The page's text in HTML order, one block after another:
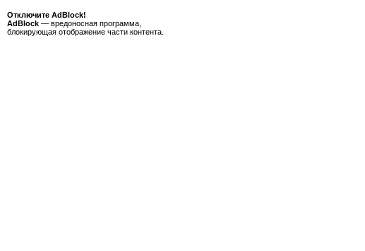
Отключите AdBlock!
AdBlock — вредоносная программа,
блокирующая отображение части контента.